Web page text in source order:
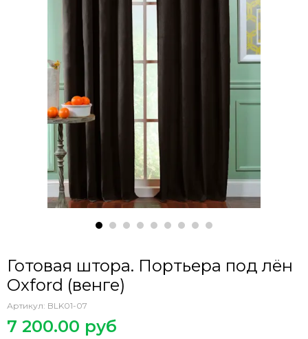
Готовая штора. Портьера под лён
Oxford (венге)
Артикул: BLK01-07
7 200.00 руб